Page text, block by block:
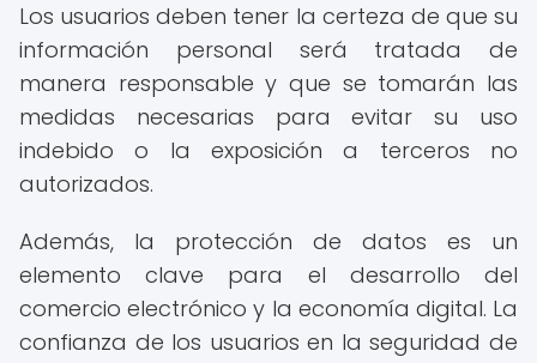
Los usuarios deben tener la certeza de que su
información personal será tratada de
manera responsable y que se tomarán las
medidas necesarias para evitar su uso
indebido o la exposición a terceros no
autorizados.
Además, la protección de datos es un
elemento clave para el desarrollo del
comercio electrónico y la economía digital. La
confianza de los usuarios en la seguridad de